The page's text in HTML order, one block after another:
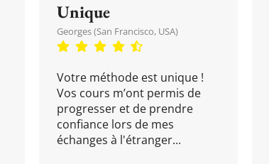
Unique
Georges (San Francisco, USA)
Votre méthode est unique !
Vos cours m’ont permis de
progresser et de prendre
confiance lors de mes
échanges à l'étranger...